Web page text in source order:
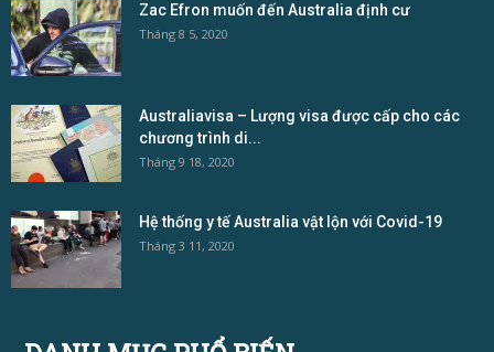
Zac Efron muốn đến Australia định cư
Tháng 8 5, 2020
Australiavisa – Lượng visa được cấp cho các
chương trình di...
Tháng 9 18, 2020
Hệ thống y tế Australia vật lộn với Covid-19
Tháng 3 11, 2020